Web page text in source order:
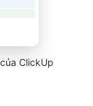
ClickUp